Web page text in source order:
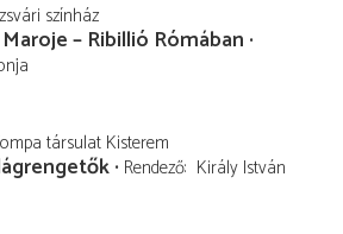
színház
– Ribillió Rómában
társulat Kisterem
Rendező Király István